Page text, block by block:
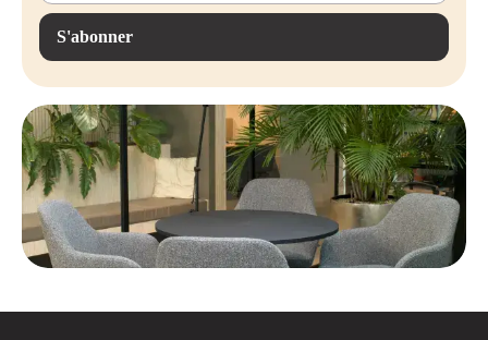
Déplacement fluide et silencieux
avec des roues multifonctionnelles,
adaptées à divers types de sols.
S'abonner